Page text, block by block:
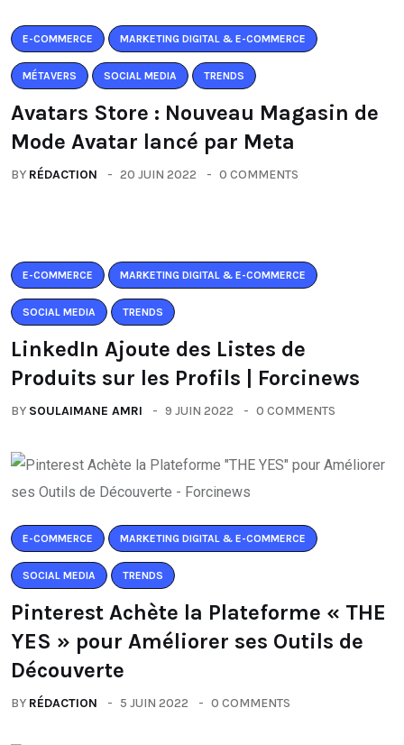
E-COMMERCE MARKETING DIGITAL & E-COMMERCE
MÉTAVERS SOCIAL MEDIA TRENDS
Avatars Store : Nouveau Magasin de
Mode Avatar lancé par Meta
BY RÉDACTION 20 JUIN 2022 0 COMMENTS
E-COMMERCE MARKETING DIGITAL & E-COMMERCE
SOCIAL MEDIA TRENDS
LinkedIn Ajoute des Listes de
Produits sur les Profils | Forcinews
BY SOULAIMANE AMRI 9 JUIN 2022 0 COMMENTS
E-COMMERCE MARKETING DIGITAL & E-COMMERCE
SOCIAL MEDIA TRENDS
Pinterest Achète la Plateforme « THE
YES » pour Améliorer ses Outils de
Découverte
BY RÉDACTION 5 JUIN 2022 0 COMMENTS